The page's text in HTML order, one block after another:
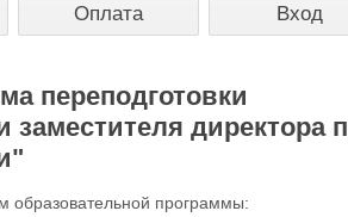
Оплата Вход
переподготовки
директора
образовательной программы: